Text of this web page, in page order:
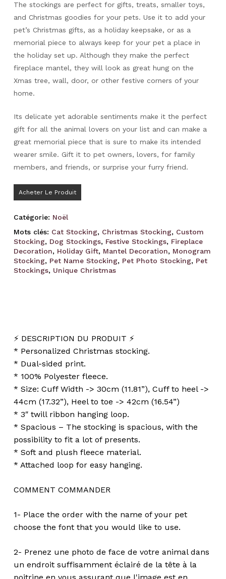
The stockings are perfect for gifts, treats, smaller toys,
and Christmas goodies for your pets. Use it to add your
pet’s Christmas gifts, as a holiday keepsake, or as a
memorial piece to always keep for your pet a place in
the holiday set up. Although they make the perfect
fireplace mantel, they will look as great hung on the
Xmas tree, wall, door, or other festive corners of your
home.
Its delicate yet adorable sentiments make it the perfect
gift for all the animal lovers on your list and can make a
great memorial piece that is sure to make its intended
wearer smile. Gift it to pet owners, lovers, for family
members, and friends, or surprise your furry friend.
Acheter Le Produit
Catégorie: Noël
Mots clés: Cat Stocking, Christmas Stocking, Custom
Stocking, Dog Stockings, Festive Stockings, Fireplace
Decoration, Holiday Gift, Mantel Decoration, Monogram
Stocking, Pet Name Stocking, Pet Photo Stocking, Pet
Stockings, Unique Christmas
⚡️ DESCRIPTION DU PRODUIT ⚡️
* Personalized Christmas stocking.
* Dual-sided print.
* 100% Polyester fleece.
* Size: Cuff Width -> 30cm (11.81”), Cuff to heel ->
44cm (17.32”), Heel to toe -> 42cm (16.54”)
* 3″ twill ribbon hanging loop.
* Spacious – The stocking is spacious, with the
possibility to fit a lot of presents.
* Soft and plush fleece material.
* Attached loop for easy hanging.
COMMENT COMMANDER
1- Place the order with the name of your pet
choose the font that you would like to use.
2- Prenez une photo de face de votre animal dans
un endroit suffisamment éclairé de la tête à la